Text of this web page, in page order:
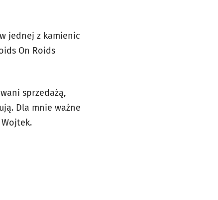
jednej z kamienic
On Roids
sprzedażą,
Dla mnie ważne